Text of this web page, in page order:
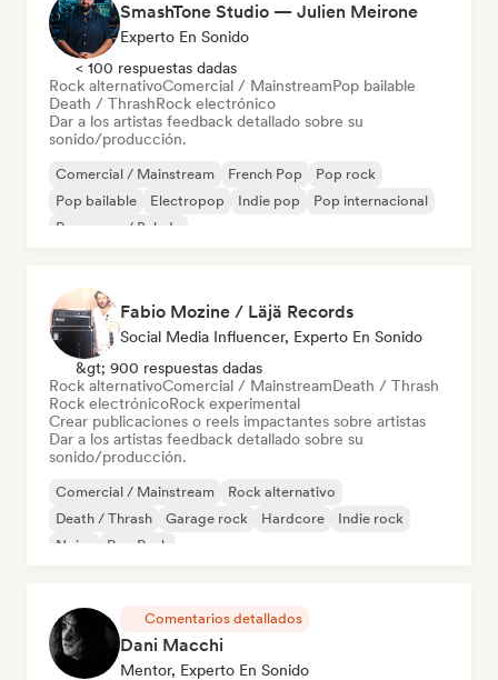
SmashTone Studio — Julien Meirone
Experto En Sonido
< 100 respuestas dadas
Rock alternativoComercial / MainstreamPop bailable
Death / ThrashRock electrónico
Dar a los artistas feedback detallado sobre su
sonido/producción.
Comercial / Mainstream French Pop
Pop rock
Pop bailable
Electropop Indie pop
Pop internacional
Pop suave / Balada
Fabio Mozine / Läjä Records
Social Media Influencer, Experto En Sonido
&gt; 900 respuestas dadas
Rock alternativoComercial / MainstreamDeath / Thrash
Rock electrónicoRock experimental
Crear publicaciones o reels impactantes sobre artistas
Dar a los artistas feedback detallado sobre su
sonido/producción.
Comercial / Mainstream
Rock alternativo
Death / Thrash
Garage rock Hardcore
Indie rock
Noise
Pop Punk
Comentarios detallados
Dani Macchi
Mentor, Experto En Sonido